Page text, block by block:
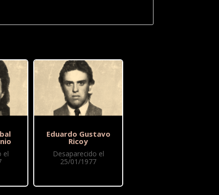
el
Eduardo Gustavo
Ricoy
Desaparecido el
25/01/1977